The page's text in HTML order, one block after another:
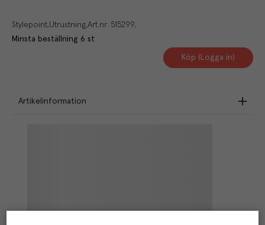
Stylepoint Utrustning Art.nr. 515299
Minsta beställning 6 st
Köp (Logga in)
Artikelinformation